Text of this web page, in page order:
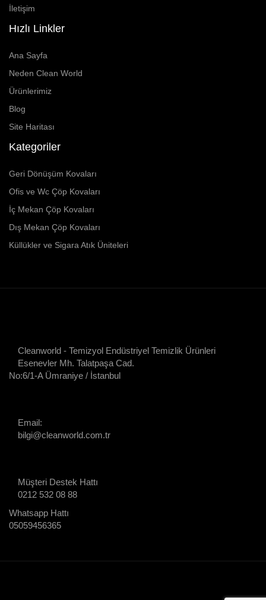
İletişim
Hızlı Linkler
Ana Sayfa
Neden Clean World
Ürünlerimiz
Blog
Site Haritası
Kategoriler
Geri Dönüşüm Kovaları
Ofis ve Wc Çöp Kovaları
İç Mekan Çöp Kovaları
Dış Mekan Çöp Kovaları
Küllükler ve Sigara Atık Üniteleri
Cleanworld - Temizyol Endüstriyel Temizlik Ürünleri
Esenevler Mh. Talatpaşa Cad.
No:6/1-A Ümraniye / İstanbul
Email:
bilgi@cleanworld.com.tr
Müşteri Destek Hattı
0212 532 08 88
Whatsapp Hattı
05059456365